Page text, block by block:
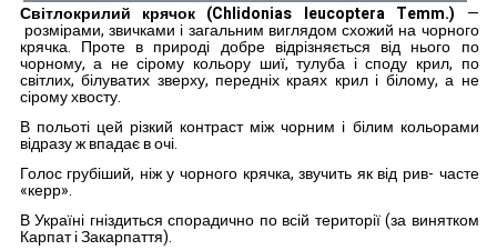
Світлокрилий крячок (Chlidonias leucoptera Temm.) —
розмірами, звичками і загаль­ним виглядом схожий на чор­ного
крячка. Проте в природі добре відрізняється від нього по
чорному, а не сірому ко­льору шиї, тулуба і споду крил, по
світлих, білуватих зверху, передніх краях крил і білому, а не
сірому хвосту.
В польоті цей різкий контраст між чорним і білим кольора­ми
відразу ж впадає в очі.
Голос грубіший, ніж у чорно­го крячка, звучить як від рив- часте
«керр».
В Україні гніз­диться спорадично по всій території (за ви­нятком
Карпат і Закарпаття).